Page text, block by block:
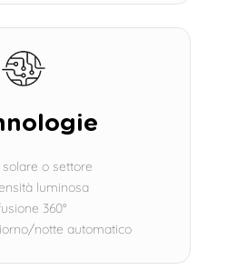
o settore
luminosa
360°
notte automatico